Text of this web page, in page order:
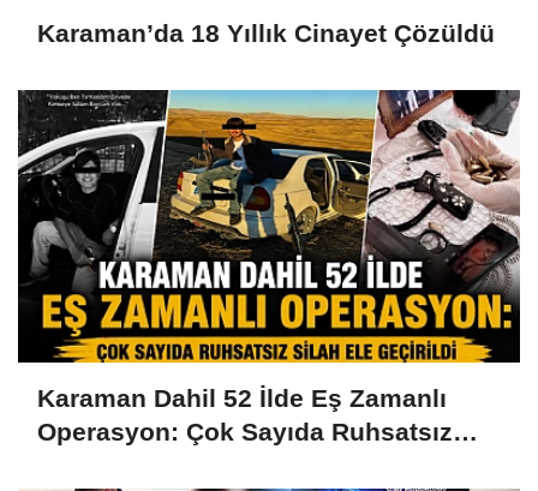
Karaman’da 18 Yıllık Cinayet Çözüldü
Karaman Dahil 52 İlde Eş Zamanlı
Operasyon: Çok Sayıda Ruhsatsız